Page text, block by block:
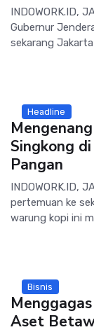
INDOWORK.ID,
Gubernur
sekarang
Headline
Singkong
Pangan
INDOWORK.ID,
pertemuan ke
warung kopi ini
Bisnis
Aset